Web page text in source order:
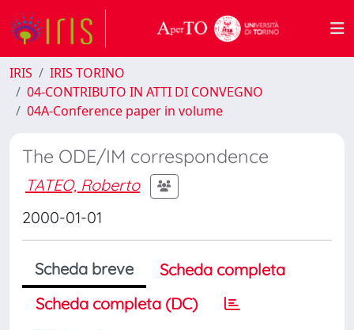
IRIS
IRIS TORINO
04-CONTRIBUTO IN ATTI DI CONVEGNO
04A-Conference paper in volume
The ODE/IM correspondence
TATEO, Roberto
2000-01-01
Scheda breve
Scheda completa
Scheda completa (DC)